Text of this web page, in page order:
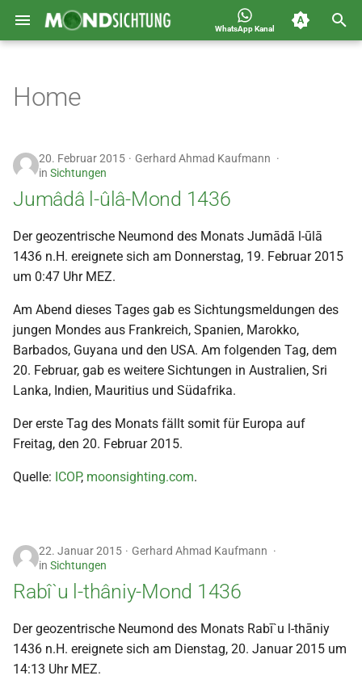
WhatsApp Kanal
e
r
i
n
i
i
s
r
t
Deutschland 1400-1449 n.H.
2024
2023
2022
2021
2020
2019
2018
2017
2016
2014
2013
2012
2011
Carousel
Islam
Mondsichtung
Sichtungen
Spot
Video
Home
20. Februar 2015
Gerhard Ahmad Kaufmann
in Sichtungen
Jumâdâ l-ûlâ-Mond 1436
Der geozentrische Neumond des Monats Jumādā l-ūlā
1436 n.H. ereignete sich am Donnerstag, 19. Februar 2015
um 0:47 Uhr MEZ.
Am Abend dieses Tages gab es Sichtungsmeldungen des
jungen Mondes aus Frankreich, Spanien, Marokko,
Barbados, Guyana und den USA. Am folgenden Tag, dem
20. Februar, gab es weitere Sichtungen in Australien, Sri
Lanka, Indien, Mauritius und Südafrika.
Der erste Tag des Monats fällt somit für Europa auf
Freitag, den 20. Februar 2015.
Quelle: ICOP, moonsighting.com.
22. Januar 2015
Gerhard Ahmad Kaufmann
in Sichtungen
Rabî`u l-thâniy-Mond 1436
Der geozentrische Neumond des Monats Rabī`u l-thāniy
1436 n.H. ereignete sich am Dienstag, 20. Januar 2015 um
14:13 Uhr MEZ.